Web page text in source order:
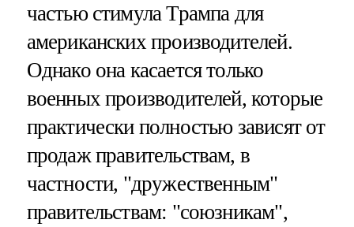
частью стимула Трампа для
американских производителей.
Однако она касается только
военных производителей, которые
практически полностью зависят от
продаж правительствам, в
частности, "дружественным"
правительствам: "союзникам",